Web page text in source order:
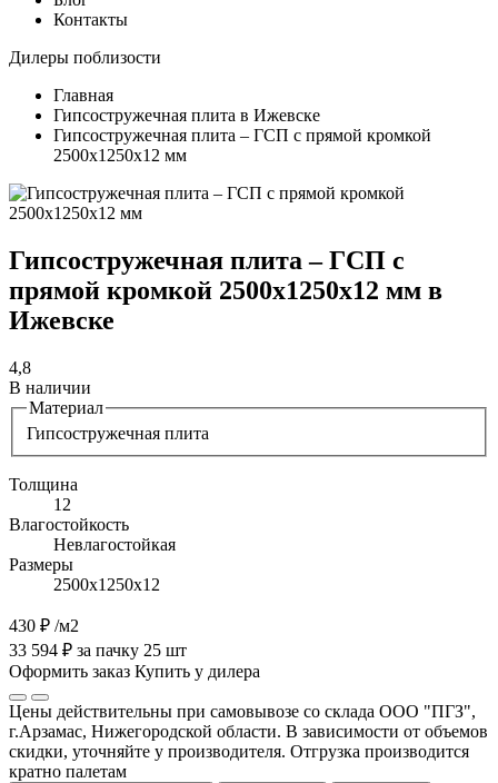
Контакты
Дилеры поблизости
Главная
Гипсостружечная плита в Ижевске
Гипсостружечная плита – ГСП с прямой кромкой
2500х1250х12 мм
Гипсостружечная плита – ГСП с
прямой кромкой 2500х1250х12 мм в
Ижевске
4,8
В наличии
Материал
Гипсостружечная плита
Толщина
12
Влагостойкость
Невлагостойкая
Размеры
2500х1250х12
430 ₽ /м2
33 594 ₽ за пачку 25 шт
Оформить заказ Купить у дилера
Цены действительны при самовывозе со склада ООО "ПГЗ",
г.Арзамас, Нижегородской области. В зависимости от объемов
скидки, уточняйте у производителя. Отгрузка производится
кратно палетам